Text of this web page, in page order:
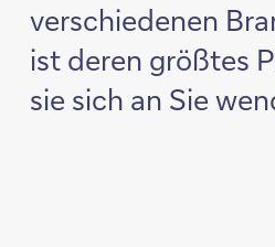
verschiedenen
ist deren größtes
sie sich an Sie